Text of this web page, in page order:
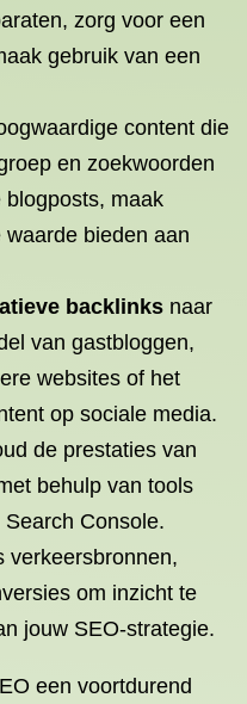
zorg voor een
gebruik van een
content die
en zoekwoorden
blogposts, maak
waarde bieden aan
backlinks naar
van gastbloggen,
websites of het
op sociale media.
de prestaties van
behulp van tools
Console.
verkeersbronnen,
om inzicht te
jouw SEO-strategie.
een voortdurend